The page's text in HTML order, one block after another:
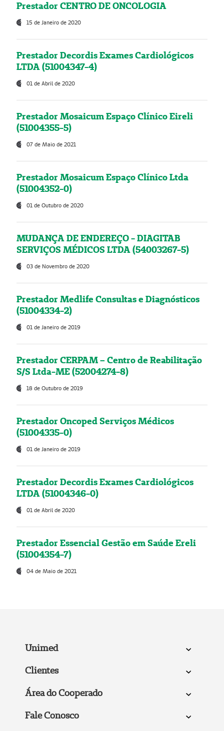
Prestador CENTRO DE ONCOLOGIA
15 de Janeiro de 2020
Prestador Decordis Exames Cardiológicos
LTDA (51004347-4)
01 de Abril de 2020
Prestador Mosaicum Espaço Clínico Eireli
(51004355-5)
07 de Maio de 2021
Prestador Mosaicum Espaço Clínico Ltda
(51004352-0)
01 de Outubro de 2020
MUDANÇA DE ENDEREÇO - DIAGITAB
SERVIÇOS MÉDICOS LTDA (54003267-5)
03 de Novembro de 2020
Prestador Medlife Consultas e Diagnósticos
(51004334-2)
01 de Janeiro de 2019
Prestador CERPAM – Centro de Reabilitação
S/S Ltda-ME (52004274-8)
18 de Outubro de 2019
Prestador Oncoped Serviços Médicos
(51004335-0)
01 de Janeiro de 2019
Prestador Decordis Exames Cardiológicos
LTDA (51004346-0)
01 de Abril de 2020
Prestador Essencial Gestão em Saúde Ereli
(51004354-7)
04 de Maio de 2021
Unimed
Clientes
Área do Cooperado
Fale Conosco